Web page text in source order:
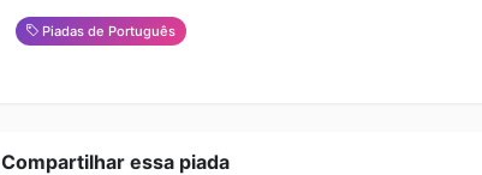
Piadas de Português
Compartilhar essa piada